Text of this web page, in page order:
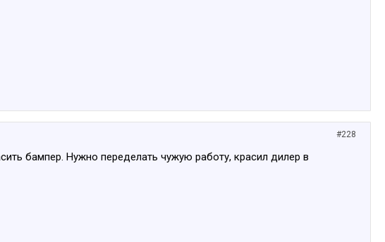
#228
бампер. Нужно переделать чужую работу, красил дилер в